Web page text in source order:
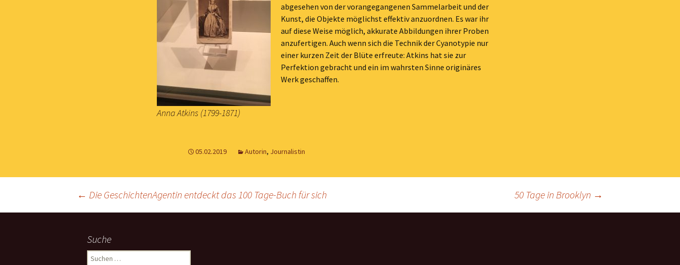
Anna Atkins (1799-1871)
abgesehen von der vorangegangenen Sammelarbeit und der
Kunst, die Objekte möglichst effektiv anzuordnen. Es war ihr
auf diese Weise möglich, akkurate Abbildungen ihrer Proben
anzufertigen. Auch wenn sich die Technik der Cyanotypie nur
einer kurzen Zeit der Blüte erfreute: Atkins hat sie zur
Perfektion gebracht und ein im wahrsten Sinne originäres
Werk geschaffen.
05.02.2019 Autorin, Journalistin
Beitrags-
Navigation
← Die GeschichtenAgentin entdeckt das 100 Tage-Buch für sich 50 Tage in Brooklyn →
Suche
Suchen